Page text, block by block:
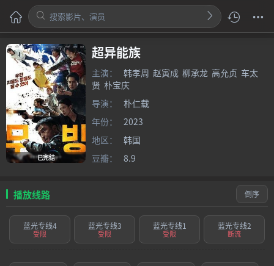
已完结
超异能族
主演： 韩孝周 赵寅成 柳承龙 高允贞 车太
贤 朴宝庆
导演：
朴仁载
年份：
2023
地区：
韩国
豆瓣：
8.9
播放线路 倒序
蓝光专线4
受限
蓝光专线3
受限
蓝光专线1
受限
蓝光专线2
断流